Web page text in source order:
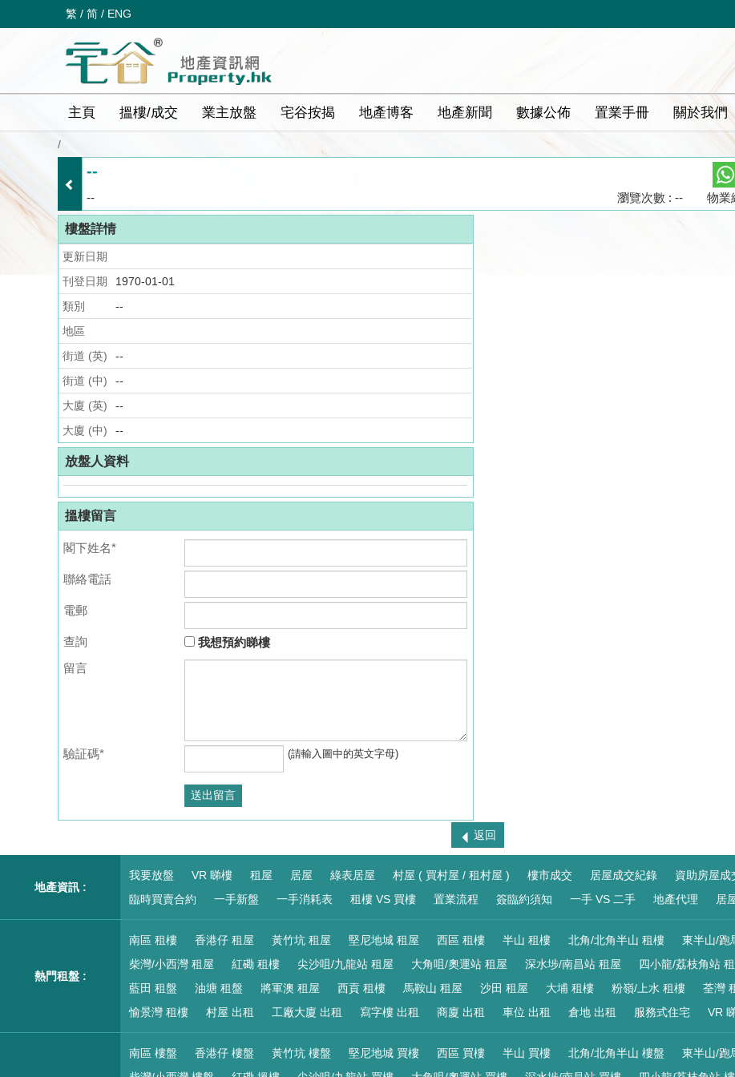
繁 / 简 / ENG
主頁 搵樓/成交 業主放盤 宅谷按揭 地產博客 地產新聞 數據公佈 置業手冊 關於我們
/
--
--
物業
瀏覽次數 : --
樓盤詳情
更新日期
刊登日期
1970-01-01
類別
--
地區
街道 (英)
--
街道 (中)
--
大廈 (英)
--
大廈 (中)
--
放盤人資料
搵樓留言
閣下姓名*
聯絡電話
電郵
查詢
我想預約睇樓
留言
驗証碼* (請輸入圖中的英文字母)
返回
地產資訊 :
我要放盤 VR 睇樓 租屋 居屋 綠表居屋 村屋 ( 買村屋 / 租村屋 ) 樓市成交 居屋成交紀錄 資助房屋成
臨時買賣合約
一手新盤 一手消耗表 租樓 VS 買樓 置業流程 簽臨約須知 一手 VS 二手 地產代理 居
熱門租盤 :
南區 租樓 香港仔 租屋 黃竹坑 租屋 堅尼地城 租屋 西區 租樓 半山 租樓 北角/北角半山 租樓 東半山/跑
柴灣/小西灣 租屋
紅磡 租樓 尖沙咀/九龍站 租屋 大角咀/奧運站 租屋 深水埗/南昌站 租屋 四小龍/荔枝角站
藍田 租盤
油塘 租盤 將軍澳 租屋 西貢 租樓 馬鞍山 租屋 沙田 租屋 大埔 租樓 粉嶺/上水 租樓 荃灣
愉景灣 租樓
村屋 出租 工廠大廈 出租 寫字樓 出租 商廈 出租 車位 出租 倉地 出租 服務式住宅 VR
南區 樓盤 香港仔 樓盤 黃竹坑 樓盤 堅尼地城 買樓 西區 買樓 半山 買樓 北角/北角半山 樓盤 東半山/跑